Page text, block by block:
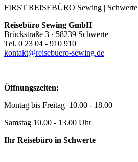
FIRST REISEBÜRO Sewing | Schwerte
Reisebüro Sewing GmbH
Brückstraße 3 · 58239 Schwerte
Tel. 0 23 04 - 910 910
kontakt@reisebuero-sewing.de
Öffnungszeiten:
Montag bis Freitag 10.00 - 18.00
Samstag 10.00 - 13.00 Uhr
Ihr Reisebüro in Schwerte